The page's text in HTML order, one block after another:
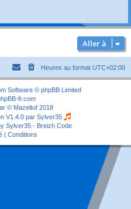
Aller à
Heures au format UTC+02:00
Software © phpBB Limited
fr.com
© Mazeltof 2018
V1.4.0 par Sylver35
Sylver35 - Breizh Code
| Conditions